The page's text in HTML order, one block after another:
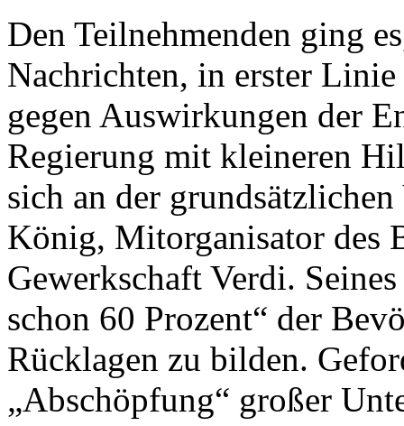
Den Teilnehmenden ging
Nachrichten, in erster
gegen Auswirkungen der
Regierung mit kleineren
sich an der
König, Mitorganisator des
Gewerkschaft Verdi.
schon 60 Prozent“ der
Rücklagen zu bilden.
„Abschöpfung“ großer